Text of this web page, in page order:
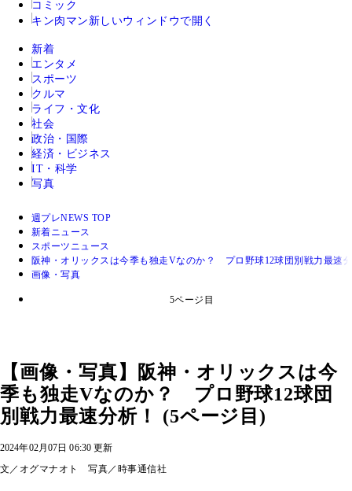
コミック
キン肉マン 新しいウィンドウで開く
新着
エンタメ
スポーツ
クルマ
ライフ・文化
社会
政治・国際
経済・ビジネス
IT・科学
写真
週プレNEWS TOP
新着ニュース
スポーツニュース
阪神・オリックスは今季も独走Vなのか？ プロ野球12球団別戦力最速
画像・写真
5ページ目
【画像・写真】阪神・オリックスは今
季も独走Vなのか？ プロ野球12球団
別戦力最速分析！ (5ページ目)
2024年02月07日 06:30 更新
文／オグマナオト 写真／時事通信社